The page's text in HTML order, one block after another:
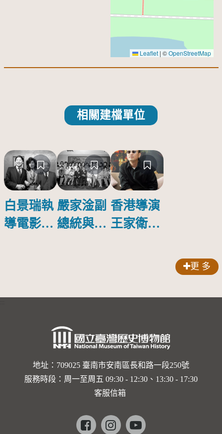
Leaflet | ©OpenStreetMap
相關建檔單位
白景瑞執
導電影
嚴家淦副
總統與第
香港導演
王家衛暢
更 多
地址：709025 臺南市安南區長和路一段250號
服務時段：周一至周五 09:30 - 12:30、13:30 - 17:30
客服信箱
Facebookinstagramyoutube